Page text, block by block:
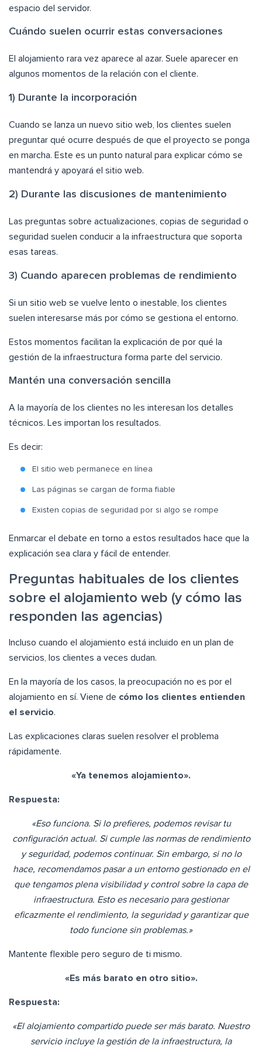
espacio del servidor.
Cuándo suelen ocurrir estas conversaciones
El alojamiento rara vez aparece al azar. Suele aparecer en
algunos momentos de la relación con el cliente.
1) Durante la incorporación
Cuando se lanza un nuevo sitio web, los clientes suelen
preguntar qué ocurre después de que el proyecto se ponga
en marcha. Este es un punto natural para explicar cómo se
mantendrá y apoyará el sitio web.
2) Durante las discusiones de mantenimiento
Las preguntas sobre actualizaciones, copias de seguridad o
seguridad suelen conducir a la infraestructura que soporta
esas tareas.
3) Cuando aparecen problemas de rendimiento
Si un sitio web se vuelve lento o inestable, los clientes
suelen interesarse más por cómo se gestiona el entorno.
Estos momentos facilitan la explicación de por qué la
gestión de la infraestructura forma parte del servicio.
Mantén una conversación sencilla
A la mayoría de los clientes no les interesan los detalles
técnicos. Les importan los resultados.
Es decir:
El sitio web permanece en línea
Las páginas se cargan de forma fiable
Existen copias de seguridad por si algo se rompe
Enmarcar el debate en torno a estos resultados hace que la
explicación sea clara y fácil de entender.
Preguntas habituales de los clientes
sobre el alojamiento web (y cómo las
responden las agencias)
Incluso cuando el alojamiento está incluido en un plan de
servicios, los clientes a veces dudan.
En la mayoría de los casos, la preocupación no es por el
alojamiento en sí. Viene de cómo los clientes entienden
el servicio.
Las explicaciones claras suelen resolver el problema
rápidamente.
«Ya tenemos alojamiento».
Respuesta:
«Eso funciona. Si lo prefieres, podemos revisar tu
configuración actual. Si cumple las normas de rendimiento
y seguridad, podemos continuar. Sin embargo, si no lo
hace, recomendamos pasar a un entorno gestionado en el
que tengamos plena visibilidad y control sobre la capa de
infraestructura. Esto es necesario para gestionar
eficazmente el rendimiento, la seguridad y garantizar que
todo funcione sin problemas.»
Mantente flexible pero seguro de ti mismo.
«Es más barato en otro sitio».
Respuesta:
«El alojamiento compartido puede ser más barato. Nuestro
servicio incluye la gestión de la infraestructura, la